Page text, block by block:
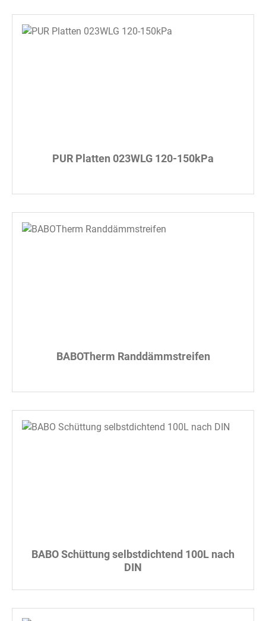
PUR Platten 023WLG 120-150kPa
BABOTherm Randdämmstreifen
BABO Schüttung selbstdichtend 100L nach
DIN